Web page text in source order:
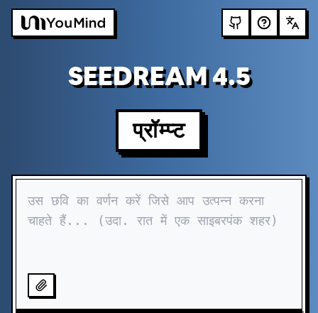
SEEDREAM 4.5
प्रॉम्प्ट